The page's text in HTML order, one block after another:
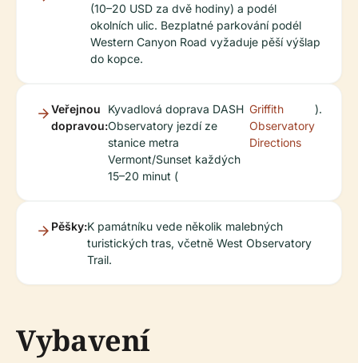
(10–20 USD za dvě hodiny) a podél
okolních ulic. Bezplatné parkování podél
Western Canyon Road vyžaduje pěší výšlap
do kopce.
Veřejnou
dopravou:
Kyvadlová doprava DASH
Observatory jezdí ze
stanice metra
Vermont/Sunset každých
15–20 minut (
Griffith
Observatory
Directions
).
Pěšky:K památníku vede několik malebných
turistických tras, včetně West Observatory
Trail.
Vybavení